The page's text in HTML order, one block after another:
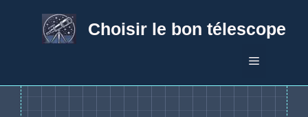
Choisir le bon télescope
Menu